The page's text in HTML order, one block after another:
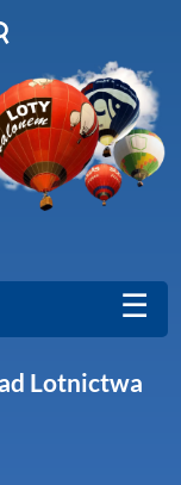
Instagram
nas na Threads
na stronie
☰
Lotnictwa